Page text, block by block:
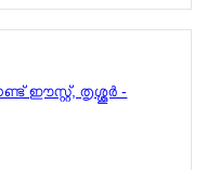
ഈസ്റ്റ്, തൃശ്ശൂർ -